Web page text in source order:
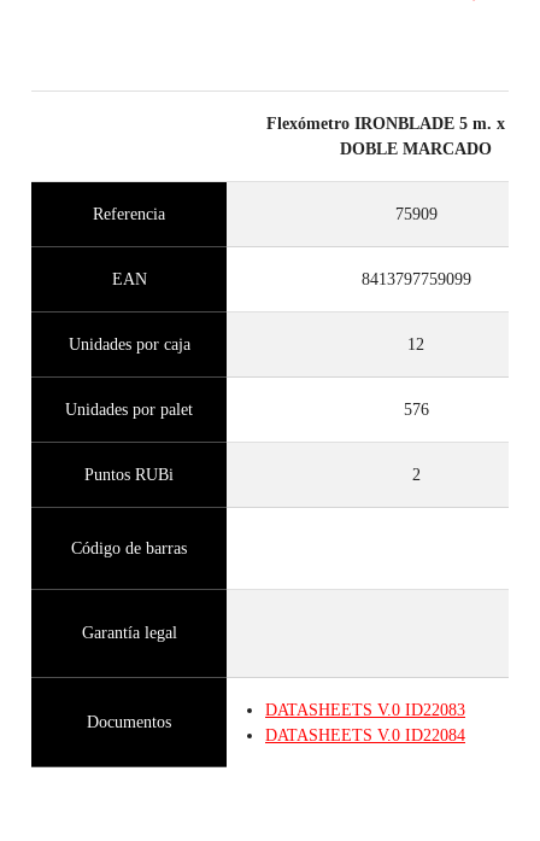
Flexómetro IRONBLADE 5 m. x 25
DOBLE MARCADO
Referencia 75909
EAN 8413797759099
Unidades por caja 12
Unidades por palet 576
Puntos RUBi 2
Código de barras
Garantía legal
Documentos
DATASHEETS V.0 ID22083
DATASHEETS V.0 ID22084